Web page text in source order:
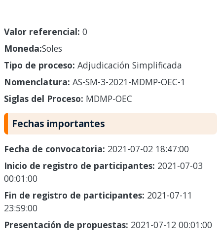
Valor referencial: 0
Moneda:Soles
Tipo de proceso: Adjudicación Simplificada
Nomenclatura: AS-SM-3-2021-MDMP-OEC-1
Siglas del Proceso: MDMP-OEC
Fechas importantes
Fecha de convocatoria: 2021-07-02 18:47:00
Inicio de registro de participantes: 2021-07-03
00:01:00
Fin de registro de participantes: 2021-07-11
23:59:00
Presentación de propuestas: 2021-07-12 00:01:00